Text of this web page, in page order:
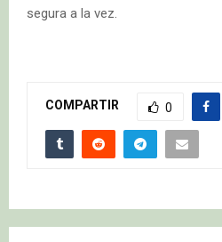
segura a la vez.
COMPARTIR 0